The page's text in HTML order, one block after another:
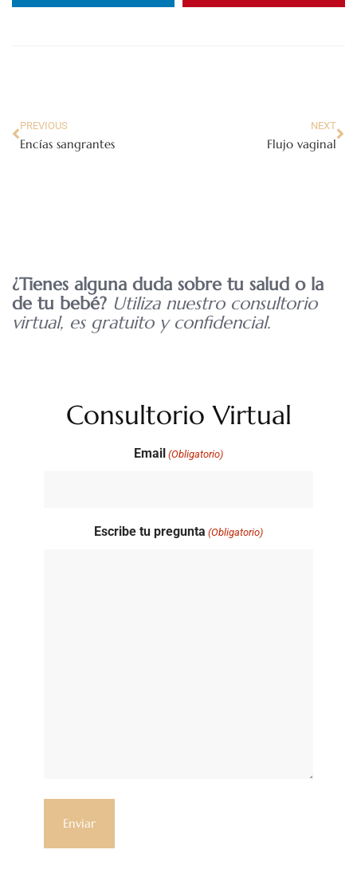
PREVIOUS
Encías sangrantes
NEXT
Flujo vaginal
¿Tienes alguna duda sobre tu salud o la
de tu bebé? Utiliza nuestro consultorio
virtual, es gratuito y confidencial.
Consultorio Virtual
Email (Obligatorio)
Escribe tu pregunta (Obligatorio)